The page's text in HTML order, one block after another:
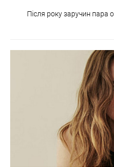
Після року заручин пара